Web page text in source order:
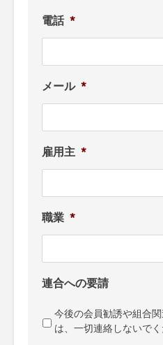
電話 *
メール *
雇用主 *
職業 *
連合への要請
今後の会員勧誘や組合
は、一切連絡しないでく